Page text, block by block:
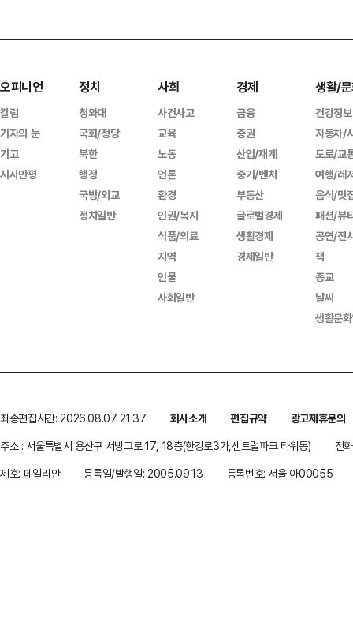
오피니언
칼럼
기자의 눈
기고
시사만평
정치
청와대
국회/정당
북한
행정
국방/외교
정치일반
사회
사건사고
교육
노동
언론
환경
인권/복지
식품/의료
지역
인물
사회일반
경제
금융
증권
산업/재계
중기/벤처
부동산
글로벌경제
생활경제
경제일반
생활/
건강정보
자동차/
도로/교
여행/레
음식/맛
패션/뷰
공연/전
책
종교
날씨
생활문
최종편집시간: 2026.08.07 21:37 회사소개 편집규약
광고제휴문의
주소 : 서울특별시 용산구 서빙고로 17, 18층(한강로3가,센트럴파크 타워동)
전
제호: 데일리안
등록일/발행일: 2005.09.13 등록번호: 서울 아00055